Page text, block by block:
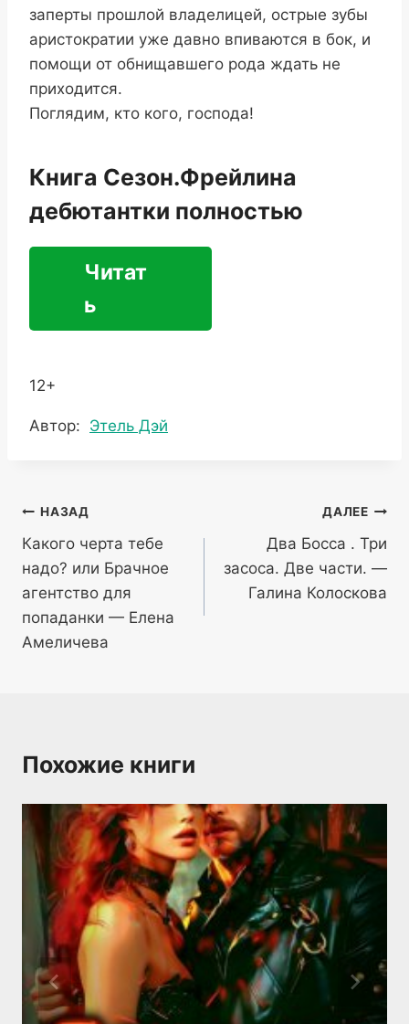
заперты прошлой владелицей, острые зубы
аристократии уже давно впиваются в бок, и
помощи от обнищавшего рода ждать не
приходится.
Поглядим, кто кого, господа!
Книга Сезон.Фрейлина
дебютантки полностью
Читат
ь
12+
Метки
Автор: Этель Дэй
Навигация
по
записям
НАЗАД
Какого черта тебе
надо? или Брачное
агентство для
попаданки — Елена
Амеличева
ДАЛЕЕ
Два Босса . Три
засоса. Две части. —
Галина Колоскова
Похожие книги